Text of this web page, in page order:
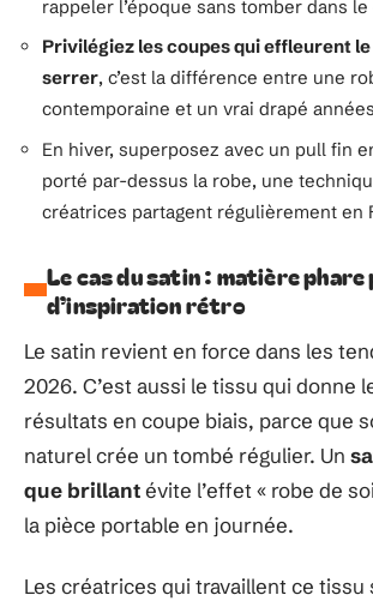
rappeler l’époque sans tomber dans
Privilégiez les coupes qui effleurent
serrer, c’est la différence entre une
contemporaine et un vrai drapé
En hiver, superposez avec un pull fin
porté par-dessus la robe, une
créatrices partagent régulièrement en
Le cas du satin : matière phare
d’inspiration rétro
Le satin revient en force dans les
2026. C’est aussi le tissu qui donne
résultats en coupe biais, parce que
naturel crée un tombé régulier. Un
que brillantévite l’effet « robe de
la pièce portable en journée.
Les créatrices qui travaillent ce tissu